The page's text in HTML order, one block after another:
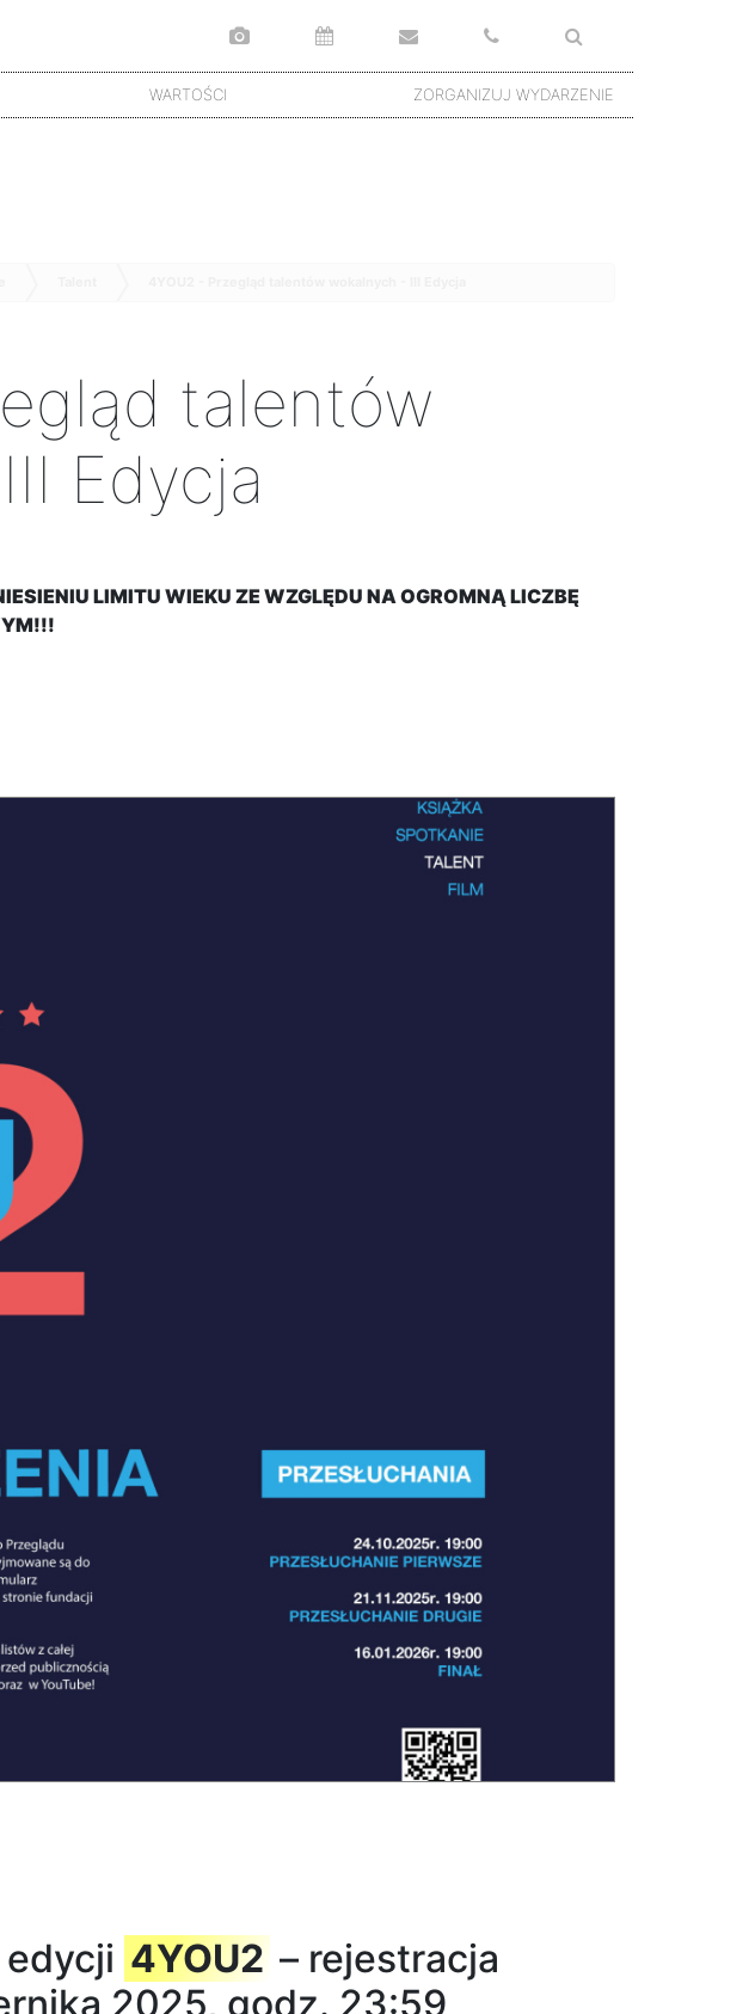
WARTOŚCI ZORGANIZUJ WYDARZENIE
talentów
Edycja
LIMITU WIEKU ZE WZGLĘDU NA OGROMNĄ LICZBĘ
edycji 4YOU2 – rejestracja
2025, godz. 23:59